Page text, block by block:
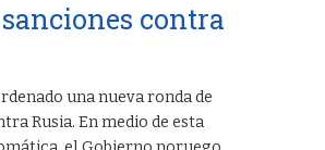
contra
una nueva ronda de
Rusia. En medio de esta